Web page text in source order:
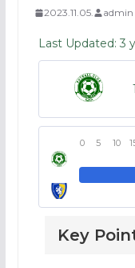
2023.11.05. admin
Last Updated: 3
1
0 5 10
Key